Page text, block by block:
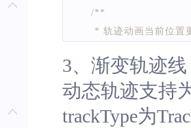
/**
* 轨迹动画当前位置
     */
3、渐变轨迹线
动态轨迹支持
trackType为